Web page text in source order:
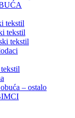
tekstil
tekstil
tekstil
– ostalo